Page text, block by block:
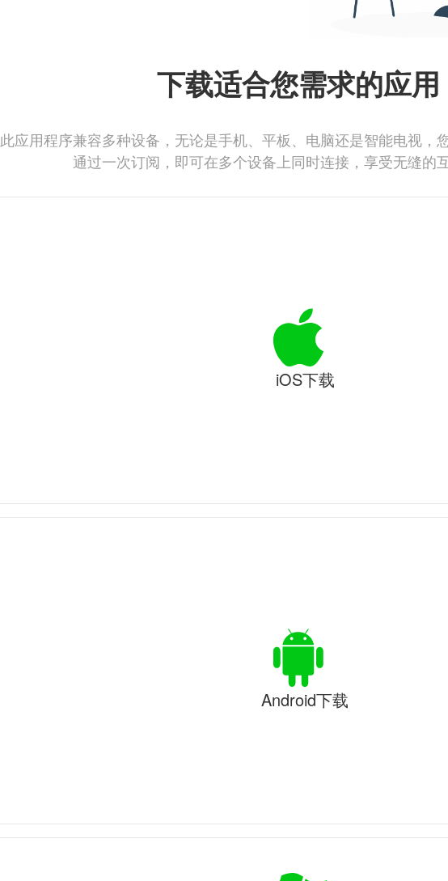
下载适合您需求的应用
此应用程序兼容多种设备，无论是手机、平板、电脑还是智能电视，
通过一次订阅，即可在多个设备上同时连接，享受无缝的互
iOS下载
Android下载